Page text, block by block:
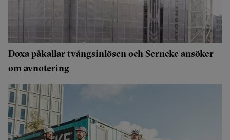
Doxa påkallar tvångsinlösen och Serneke ansöker
om avnotering